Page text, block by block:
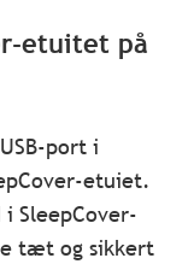
etuitet på
port i
etuiet.
SleepCover-
tæt og sikkert